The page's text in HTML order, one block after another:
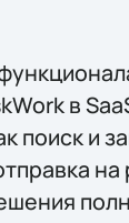
в
поиск и